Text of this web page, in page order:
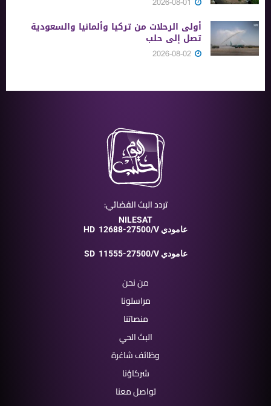
أولى الرحلات من ‏تركيا وألمانيا والسعودية
تصل إلى حلب
تردد البث الفضائي:
NILESAT
HD
12688-27500/V عامودي
SD 11555-27500/V عامودي
من نحن
مراسلونا
منصاتنا
البث الحي
وظائف شاغرة
شركاؤنا
تواصل معنا